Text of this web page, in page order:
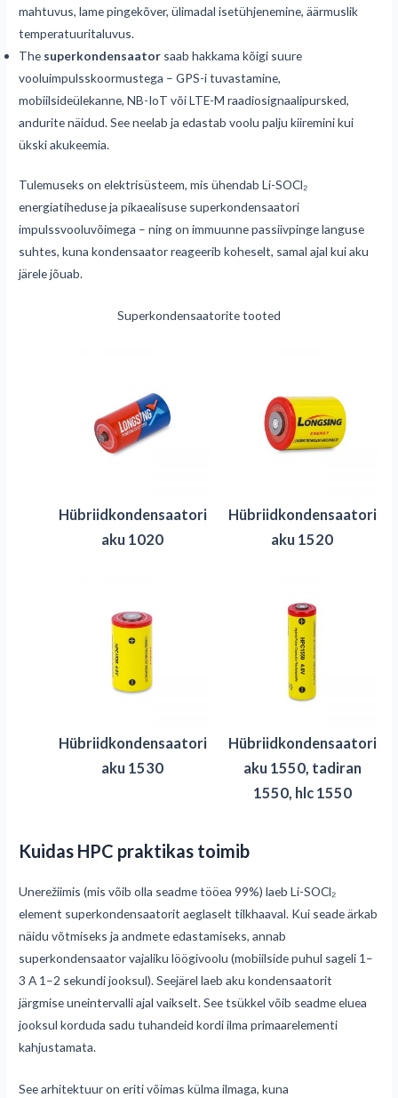
mahtuvus, lame pingekõver, ülimadal isetühjenemine, äärmuslik
temperatuuritaluvus.
The superkondensaator saab hakkama kõigi suure
vooluimpulsskoormustega – GPS-i tuvastamine,
mobiilsideülekanne, NB-IoT või LTE-M raadiosignaalipursked,
andurite näidud. See neelab ja edastab voolu palju kiiremini kui
ükski akukeemia.
Tulemuseks on elektrisüsteem, mis ühendab Li-SOCl₂
energiatiheduse ja pikaealisuse superkondensaatori
impulssvooluvõimega – ning on immuunne passiivpinge languse
suhtes, kuna kondensaator reageerib koheselt, samal ajal kui aku
järele jõuab.
Superkondensaatorite tooted
Hübriidkondensaatori
aku 1020
Hübriidkondensaatori
aku 1520
Hübriidkondensaatori
aku 1530
Hübriidkondensaatori
aku 1550, tadiran
1550, hlc 1550
Kuidas HPC praktikas toimib
Unerežiimis (mis võib olla seadme tööea 99%) laeb Li-SOCl₂
element superkondensaatorit aeglaselt tilkhaaval. Kui seade ärkab
näidu võtmiseks ja andmete edastamiseks, annab
superkondensaator vajaliku löögivoolu (mobiilside puhul sageli 1–
3 A 1–2 sekundi jooksul). Seejärel laeb aku kondensaatorit
järgmise uneintervalli ajal vaikselt. See tsükkel võib seadme eluea
jooksul korduda sadu tuhandeid kordi ilma primaarelementi
kahjustamata.
See arhitektuur on eriti võimas külma ilmaga, kuna